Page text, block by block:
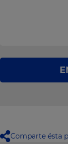
Comparte ésta